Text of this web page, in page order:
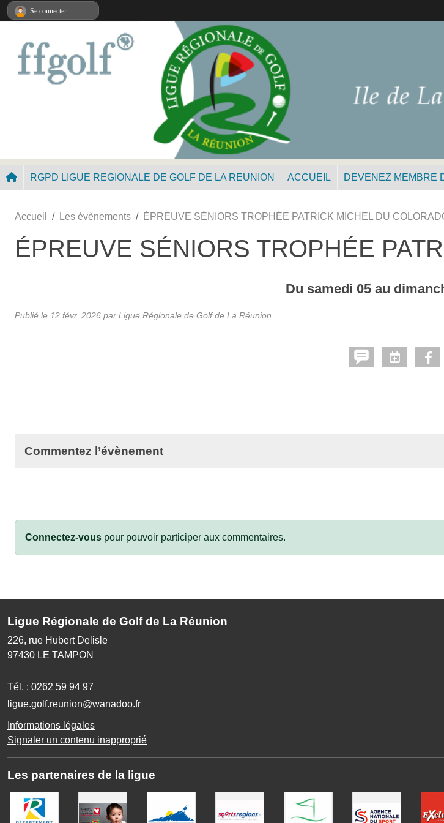
RGPD LIGUE REGIONALE DE GOLF DE LA REUNION ACCUEIL DEVENEZ MEMBRE
Accueil Les évènements ÉPREUVE SÉNIORS TROPHÉE PATRICK MICHEL DU
ÉPREUVE SÉNIORS TROPHÉE
Du samedi 05au
Publié le 12 févr. 2026 par Ligue Régionale de Golf de La Réunion
Commentez l’évènement
Connectez-vous pour pouvoir participer aux commentaires.
Ligue Régionale de Golf de La Réunion
226, rue Hubert Delisle
97430 LE TAMPON
Tél. : 0262 59 94 97
ligue.golf.reunion@wanadoo.fr
Informations légales
Signaler un contenu inapproprié
Les partenaires de la ligue
Se connecter
Panneau de gestion des cookies